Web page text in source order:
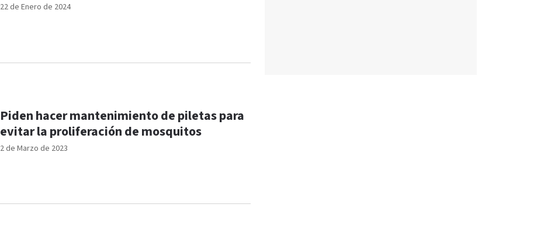
22 de Enero de 2024
2 de Marzo de 2023
Piden hacer mantenimiento de piletas para
evitar la proliferación de mosquitos